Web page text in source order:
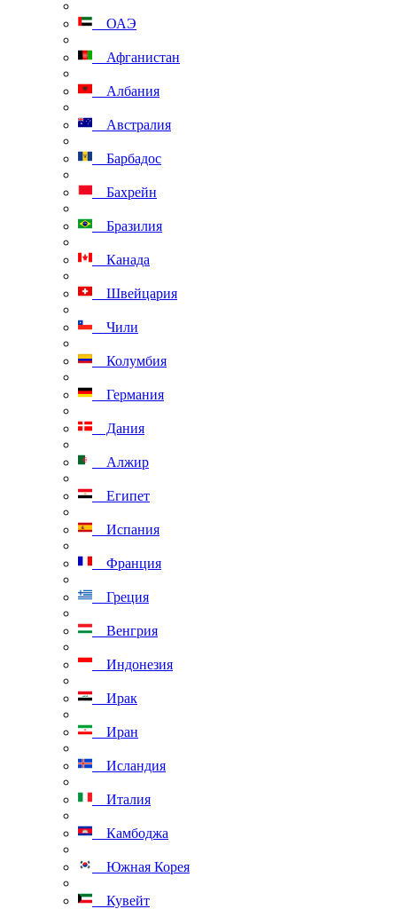
ОАЭ
Афганистан
Албания
Австралия
Барбадос
Бахрейн
Бразилия
Канада
Швейцария
Чили
Колумбия
Германия
Дания
Алжир
Египет
Испания
Франция
Греция
Венгрия
Индонезия
Ирак
Иран
Исландия
Италия
Камбоджа
Южная Корея
Кувейт